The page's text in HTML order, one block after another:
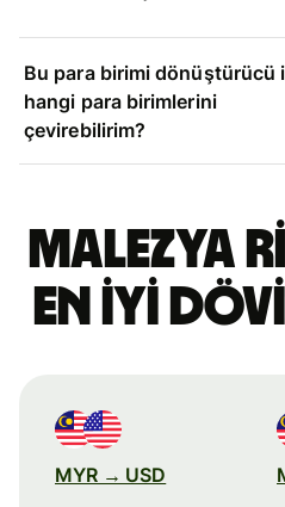
Bu para birimi dönüştürücü
hangi para birimlerini
çevirebilirim?
Malezya
en iyi
MYR → USD